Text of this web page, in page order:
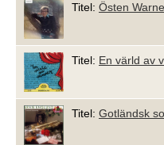
Titel: Östen
Titel: En värld av
Titel: Gotländsk